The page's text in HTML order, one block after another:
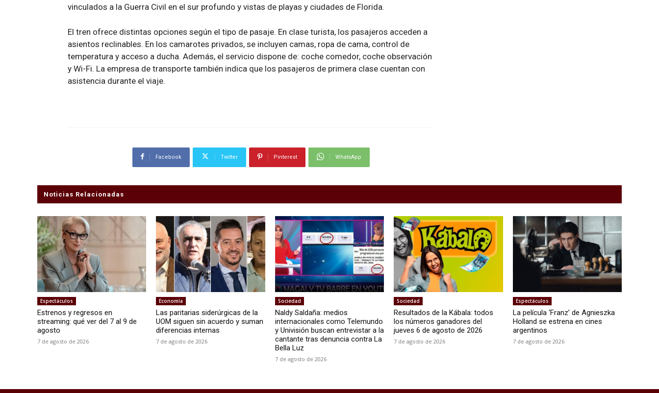
vinculados a la Guerra Civil en el sur profundo y vistas de playas y ciudades de Florida.
El tren ofrece distintas opciones según el tipo de pasaje. En clase turista, los pasajeros acceden a
asientos reclinables. En los camarotes privados, se incluyen camas, ropa de cama, control de
temperatura y acceso a ducha. Además, el servicio dispone de: coche comedor, coche observación
y Wi-Fi. La empresa de transporte también indica que los pasajeros de primera clase cuentan con
asistencia durante el viaje.
Facebook Twitter Pinterest WhatsApp
Noticias Relacionadas
Espectáculos
Estrenos y regresos en
streaming: qué ver del 7 al 9 de
agosto
7 de agosto de 2026
Economía
Las paritarias siderúrgicas de la
UOM siguen sin acuerdo y suman
diferencias internas
7 de agosto de 2026
Sociedad
Naldy Saldaña: medios
internacionales como Telemundo
y Univisión buscan entrevistar a la
cantante tras denuncia contra La
Bella Luz
7 de agosto de 2026
Sociedad
Resultados de la Kábala: todos
los números ganadores del
jueves 6 de agosto de 2026
7 de agosto de 2026
Espectáculos
La película ‘Franz’ de Agnieszka
Holland se estrena en cines
argentinos
7 de agosto de 2026